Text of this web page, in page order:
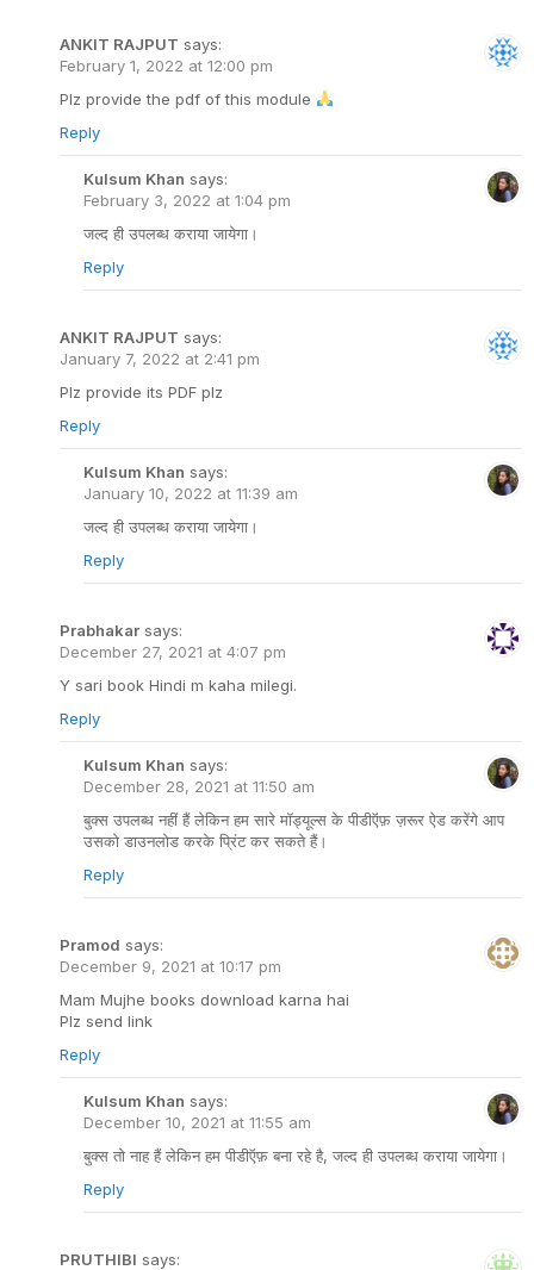
ANKIT RAJPUT says:
February 1, 2022 at 12:00 pm
Plz provide the pdf of this module
Reply
Kulsum Khan says:
February 3, 2022 at 1:04 pm
जल्द ही उपलब्ध कराया जायेगा।
Reply
ANKIT RAJPUT says:
January 7, 2022 at 2:41 pm
Plz provide its PDF plz
Reply
Kulsum Khan says:
January 10, 2022 at 11:39 am
जल्द ही उपलब्ध कराया जायेगा।
Reply
Prabhakar says:
December 27, 2021 at 4:07 pm
Y sari book Hindi m kaha milegi.
Reply
Kulsum Khan says:
December 28, 2021 at 11:50 am
बुक्स उपलब्ध नहीं हैं लेकिन हम सारे मॉड्यूल्स के पीडीऍफ़ ज़रूर ऐड करेंगे आप
उसको डाउनलोड करके प्रिंट कर सकते हैं।
Reply
Pramod says:
December 9, 2021 at 10:17 pm
Mam Mujhe books download karna hai
Plz send link
Reply
Kulsum Khan says:
December 10, 2021 at 11:55 am
बुक्स तो नाह हैं लेकिन हम पीडीऍफ़ बना रहे है, जल्द ही उपलब्ध कराया जायेगा।
Reply
PRUTHIBI says: